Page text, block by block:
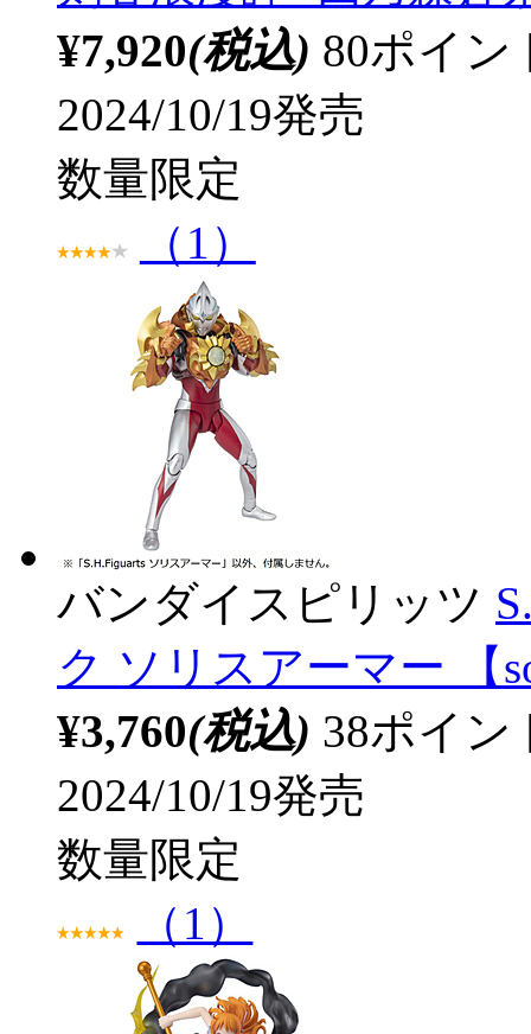
¥7,920(税込) 80ポイ
2024/10/19発売
数量限定
（1）
バンダイスピリッツ
ク ソリスアーマー 【
¥3,760(税込) 38ポイ
2024/10/19発売
数量限定
（1）